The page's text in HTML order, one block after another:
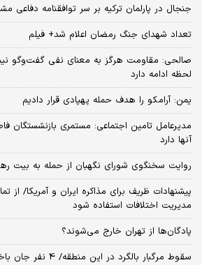
جنجال در پارلمان ترکیه بر سر توافقنامه دفاعی
تعداد شهدای جنگ رمضان اعلام شد+ فیلم
صالحی: مقاومت هرگز به معنای نفی گفت‌وگو
لحظه ادامه دارد
یمن: آرامکو را هدف حمله پهپادی قرار دادیم
مدیرعامل تامین اجتماعی: مستمری بازنشستگان
آنها دارد
روایت سخنگوی شورای نگهبان از حمله به بیت رهبری در ۹
پیشنهادات ظریف برای مذاکره ایران و آمریکا/ از
مدیریت اختلافات استفاده شود
پادگان‌ها از تهران خارج می‌شوند؟
سقوط مرگبار بالگرد در این منطقه/ 4 نفر جان باختند